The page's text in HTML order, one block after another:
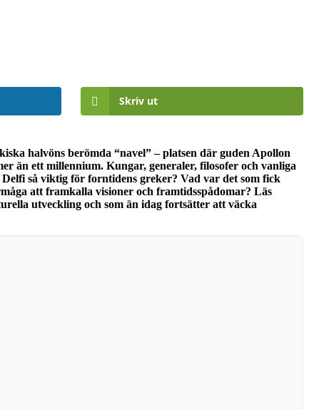
Skriv ut
halvöns berömda “navel” – platsen där guden Apollon
än ett millennium. Kungar, generaler, filosofer och vanliga
så viktig för forntidens greker? Vad var det som fick
att framkalla visioner och framtidsspådomar? Läs
utveckling och som än idag fortsätter att väcka